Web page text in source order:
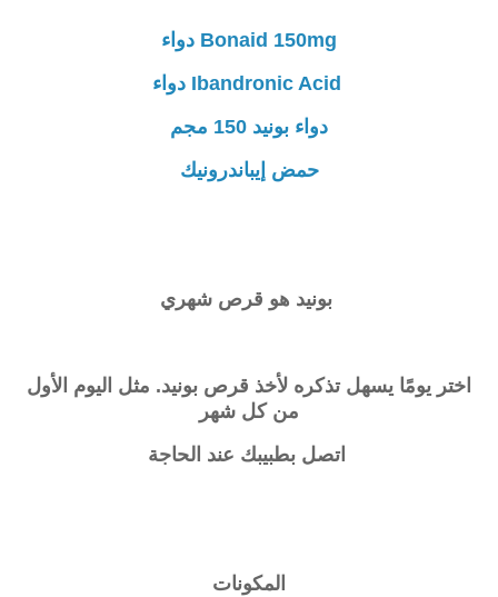
Bonaid 150mg دواء
دواء بونيد 150 مجم
حمض إيباندرونيك
بونيد هو قرص شهري
اختر يومًا يسهل تذكره لأخذ قرص بونيد. مثل اليوم الأول
من كل شهر
اتصل بطبيبك عند الحاجة
المكونات